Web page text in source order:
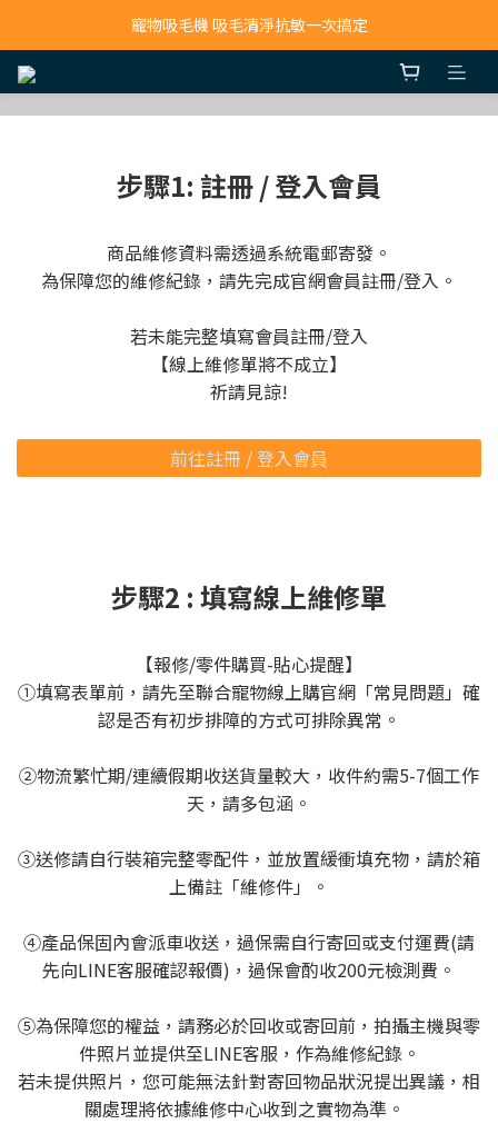
寵物吸毛機 吸毛清淨抗敏一次搞定
寵物吸毛機 吸毛清淨抗敏一次搞定
步驟1: 註冊 / 登入會員
商品維修資料需透過系統電郵寄發。
為保障您的維修紀錄，請先完成官網會員註冊/登入。
若未能完整填寫會員註冊/登入
【線上維修單將不成立】
祈請見諒!
前往註冊 / 登入會員
步驟2 : 填寫線上維修單
【報修/零件購買-貼心提醒】
①填寫表單前，請先至聯合寵物線上購官網「常見問題」確
認是否有初步排障的方式可排除異常。
②物流繁忙期/連續假期收送貨量較大，收件約需5-7個工作
天，請多包涵。
③送修請自行裝箱完整零配件，並放置緩衝填充物，請於箱
上備註「維修件」。
④產品保固內會派車收送，過保需自行寄回或支付運費(請
先向LINE客服確認報價)，過保會酌收200元檢測費。
⑤為保障您的權益，請務必於回收或寄回前，拍攝主機與零
件照片並提供至LINE客服，作為維修紀錄。
若未提供照片，您可能無法針對寄回物品狀況提出異議，相
關處理將依據維修中心收到之實物為準。